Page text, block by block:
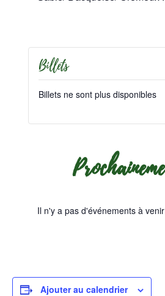
Billets
Billets ne sont plus disponibles
Il n'y a pas d'événements à
Ajouter au calendrier